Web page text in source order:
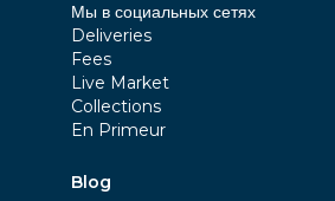
Мы в социальных сетях
Deliveries
Fees
Live Market
Collections
En Primeur
Blog